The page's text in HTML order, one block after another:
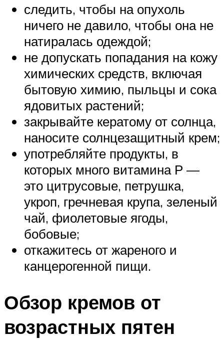
следить, чтобы на опухоль
ничего не давило, чтобы она не
натиралась одеждой;
не допускать попадания на кожу
химических средств, включая
бытовую химию, пыльцы и сока
ядовитых растений;
закрывайте кератому от солнца,
наносите солнцезащитный крем;
употребляйте продукты, в
которых много витамина Р —
это цитрусовые, петрушка,
укроп, гречневая крупа, зеленый
чай, фиолетовые ягоды,
бобовые;
откажитесь от жареного и
канцерогенной пищи.
Обзор кремов от
возрастных пятен